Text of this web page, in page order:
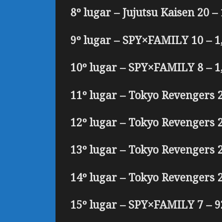
8º lugar – Jujutsu Kaisen 20 –
9º lugar – SPY×FAMILY 10 –
10º lugar – SPY×FAMILY 8 –
11º lugar – Tokyo Revengers
12º lugar – Tokyo Revengers
13º lugar – Tokyo Revengers
14º lugar – Tokyo Revengers
15º lugar – SPY×FAMILY 7 –